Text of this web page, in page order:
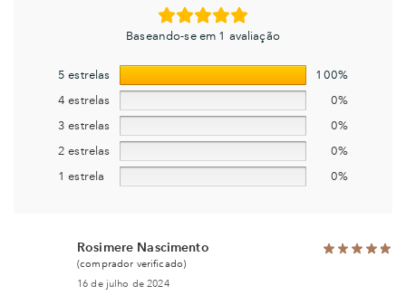
Baseando-se em 1 avaliação
5 estrelas
100%
4 estrelas
0%
3 estrelas
0%
2 estrelas
0%
1 estrela
0%
Rosimere Nascimento
(comprador verificado)
16 de julho de 2024